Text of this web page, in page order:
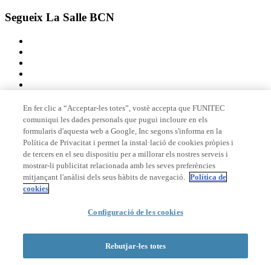
Segueix La Salle BCN
Membre de
Acreditacions
© 2026 La Salle Campus Barcelona - URL |Avís legal
Formulari de cerca
En fer clic a “Acceptar-les totes”, vostè accepta que FUNITEC
comuniqui les dades personals que pugui incloure en els
formularis d'aquesta web a Google, Inc segons s'informa en la
Política de Privacitat i permet la instal·lació de cookies pròpies i
de tercers en el seu dispositiu per a millorar els nostres serveis i
mostrar-li publicitat relacionada amb les seves preferències
mitjançant l'anàlisi dels seus hàbits de navegació. Política de
cookies
Configuració de les cookies
Rebutjar-les totes